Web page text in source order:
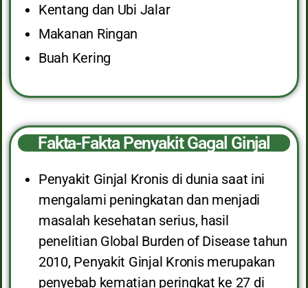
Kentang dan Ubi Jalar
Makanan Ringan
Buah Kering
Fakta-Fakta Penyakit Gagal Ginjal
Penyakit Ginjal Kronis di dunia saat ini
mengalami peningkatan dan menjadi
masalah kesehatan serius, hasil
penelitian Global Burden of Disease tahun
2010, Penyakit Ginjal Kronis merupakan
penyebab kematian peringkat ke 27 di